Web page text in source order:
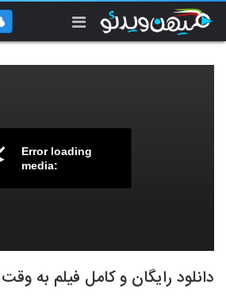
Error loading
media:
دانلود رایگان و کامل فیلم به